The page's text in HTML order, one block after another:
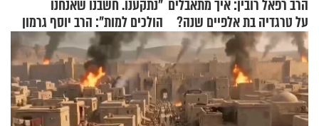
הרב רפאל רובין: איך מתאבלים
על טרגדיה בת אלפיים שנה?
"נתקענו. חשבנו שאנחנו
הולכים למות": הרב יוסף גרמון
בריאיון מרתק